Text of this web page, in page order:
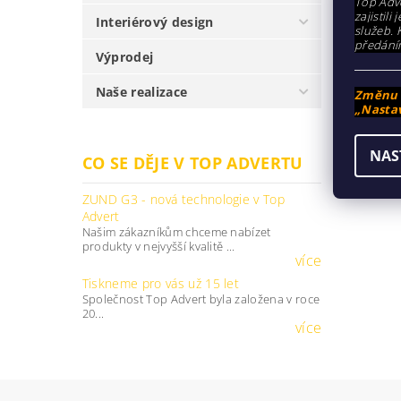
Interiérový design
Výprodej
Naše realizace
CO SE DĚJE V TOP ADVERTU
ZUND G3 - nová technologie v Top
Advert
Našim zákazníkům chceme nabízet
produkty v nejvyšší kvalitě ...
více
Tiskneme pro vás už 15 let
Společnost Top Advert byla založena v roce
20...
více
Buďte
zajistili
služeb.